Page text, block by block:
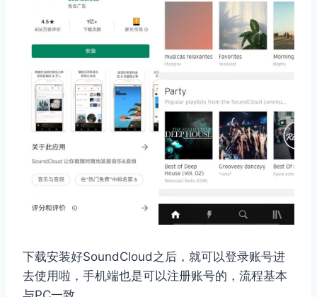
下载安装好SoundCloud之后，就可以登录账号进
去使用啦，手机端也是可以注册账号的，流程基本